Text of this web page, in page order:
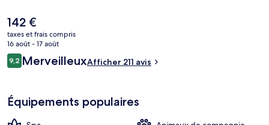
les avantages offerts par cet hébergement : un bar / salon, un sauna
et un hammam.
Le
prix
actuel
est
de
142 €
taxes et frais compris
16 août - 17 août
Avis
voyageurs
9,29,2 sur 10
MerveilleuxAfficher 211 avis
Équipements populaires